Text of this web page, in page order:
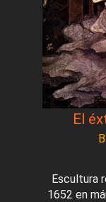
El
Escultura
1652 en